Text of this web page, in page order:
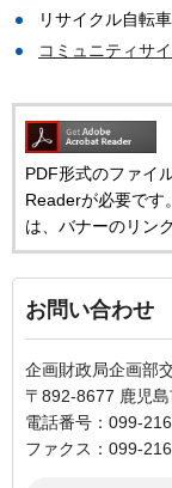
リサイクル自転
コミュニティサ
PDF形式のファイ
Readerが必要です
は、バナーのリン
お問い合わせ
企画財政局企画部
〒892-8677 鹿児
電話番号：099-
ファクス：099-